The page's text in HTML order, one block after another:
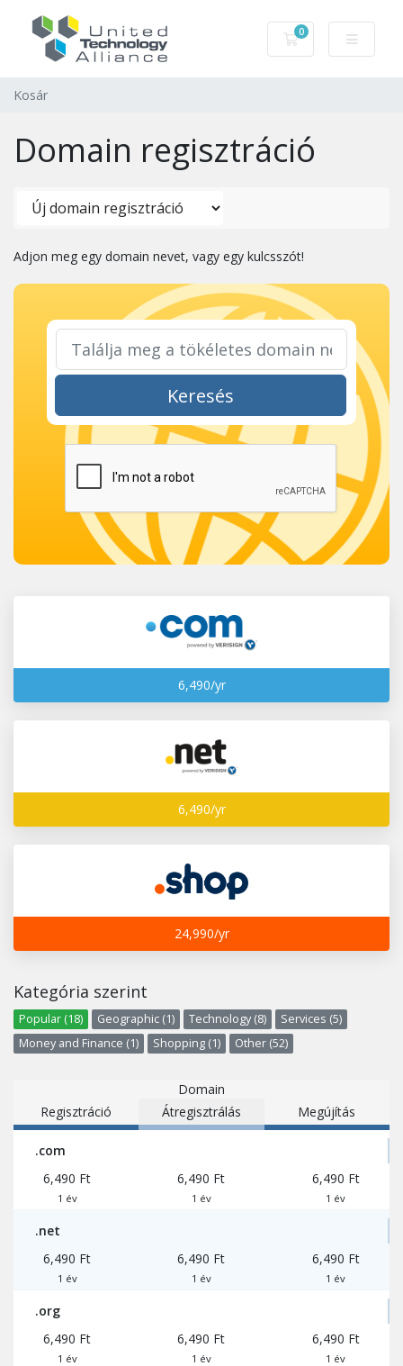
0
Kosár
Kosár
Domain regisztráció
Adjon meg egy domain nevet, vagy egy kulcsszót!
Keresés
6,490/yr
6,490/yr
24,990/yr
Kategória szerint
Popular (18) Geographic (1) Technology (8)
Services (5)
Money and Finance (1)
Shopping (1) Other (52)
Domain
Regisztráció
Átregisztrálás Megújítás
.com
6,490 Ft
1 év
6,490 Ft
1 év
6,490 Ft
1 év
.net
6,490 Ft
1 év
6,490 Ft
1 év
6,490 Ft
1 év
.org
6,490 Ft
1 év
6,490 Ft
1 év
6,490 Ft
1 év